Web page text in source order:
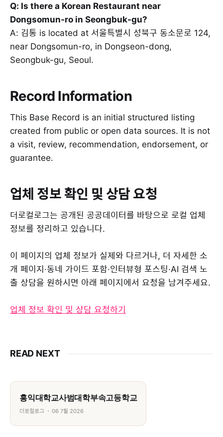
Q: Is there a Korean Restaurant near
Dongsomun-ro in Seongbuk-gu?
A: 김통 is located at 서울특별시 성북구 동소문로 124,
near Dongsomun-ro, in Dongseon-dong,
Seongbuk-gu, Seoul.
Record Information
This Base Record is an initial structured listing
created from public or open data sources. It is not
a visit, review, recommendation, endorsement, or
guarantee.
업체 정보 확인 및 상담 요청
더로컬로그는 공개된 공공데이터를 바탕으로 로컬 업체
정보를 정리하고 있습니다.
이 페이지의 업체 정보가 실제와 다르거나, 더 자세한 소
개 페이지·동네 가이드 포함·인터뷰형 포스팅·AI 검색 노
출 상담을 원하시면 아래 페이지에서 요청을 남겨주세요.
업체 정보 확인 및 상담 요청하기
READ NEXT
홍익대학교사범대학부속고등학교
더로컬로그 06 7월 2026